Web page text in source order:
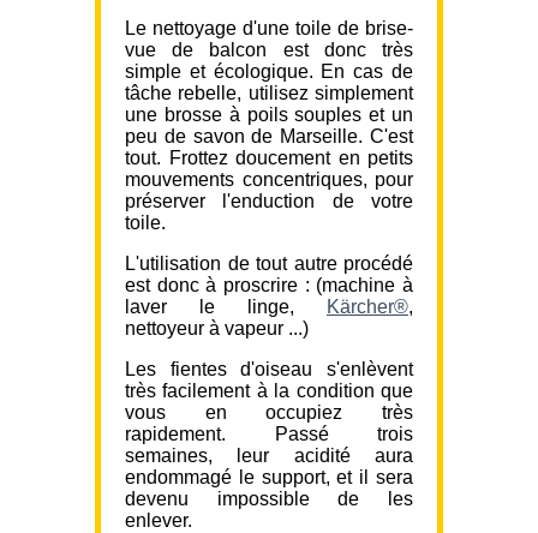
Le nettoyage d'une toile de brise-
vue de balcon est donc très
simple et écologique. En cas de
tâche rebelle, utilisez simplement
une brosse à poils souples et un
peu de savon de Marseille. C'est
tout. Frottez doucement en petits
mouvements concentriques, pour
préserver l'enduction de votre
toile.
L'utilisation de tout autre procédé
est donc à proscrire : (machine à
laver le linge,
Kärcher®,
nettoyeur à vapeur ...)
Les fientes d'oiseau s'enlèvent
très facilement à la condition que
vous en occupiez très
rapidement. Passé trois
semaines, leur acidité aura
endommagé le support, et il sera
devenu impossible de les
enlever.